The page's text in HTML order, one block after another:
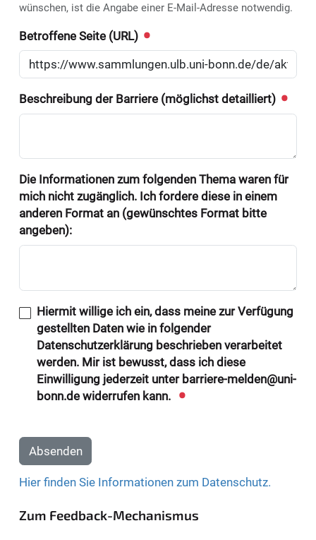
wünschen, ist die Angabe einer E-Mail-Adresse notwendig.
Betroffene Seite (URL)
Beschreibung der Barriere (möglichst detailliert)
Die Informationen zum folgenden Thema waren für
mich nicht zugänglich. Ich fordere diese in einem
anderen Format an (gewünschtes Format bitte
angeben):
Hiermit willige ich ein, dass meine zur Verfügung
gestellten Daten wie in folgender
Datenschutzerklärung beschrieben verarbeitet
werden. Mir ist bewusst, dass ich diese
Einwilligung jederzeit unter barriere-melden@uni-
bonn.de widerrufen kann.
Absenden
Hier finden Sie Informationen zum Datenschutz.
Zum Feedback-Mechanismus